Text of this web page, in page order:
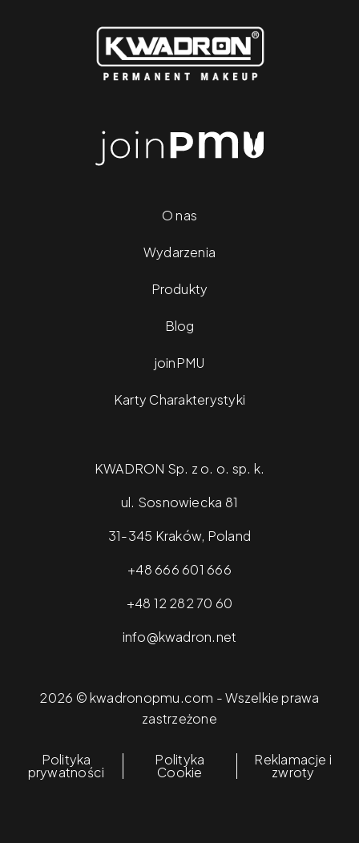
O nas
Wydarzenia
Produkty
Blog
joinPMU
Karty Charakterystyki
KWADRON Sp. z o. o. sp. k.
ul. Sosnowiecka 81
31-345 Kraków, Poland
+48 666 601 666
+48 12 282 70 60
info@kwadron.net
2026 © kwadronopmu.com - Wszelkie prawa
zastrzeżone
Polityka
prywatności
Polityka
Cookie
Reklamacje i
zwroty